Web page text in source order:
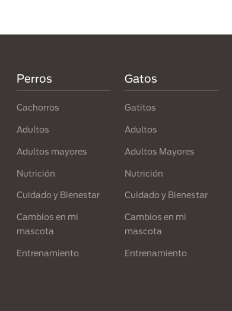
Perros
Cachorros
Adultos
Adultos mayores
Nutrición
Cuidado y Bienestar
Cambios en mi
mascota
Entrenamiento
Gatos
Gatitos
Adultos
Adultos Mayores
Nutrición
Cuidado y Bienestar
Cambios en mi
mascota
Entrenamiento